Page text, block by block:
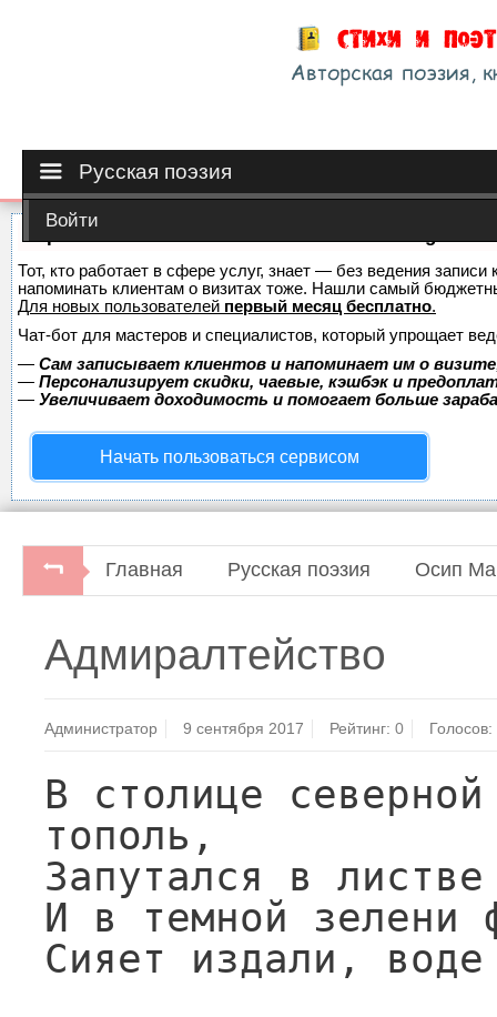
Русская поэзия
Войти
Тот, кто работает в сфере услуг, знает — без ведения
напоминать клиентам о визитах тоже. Нашли самый
Для новых пользователей первый месяц бесплатно.
Чат-бот для мастеров и специалистов, который упрощает
— Сам записывает клиентов и напоминает им о
— Персонализирует скидки, чаевые, кэшбэк и
— Увеличивает доходимость и помогает больше
Начать пользоваться сервисом
Главная Русская поэзия Осип
Книжная палата 1993.
Адмиралтейство
Администратор 9 сентября 2017 Рейтинг:0 Голосов:
В столице
тополь,
Запутался в
И в темной зелени
Сияет издали,